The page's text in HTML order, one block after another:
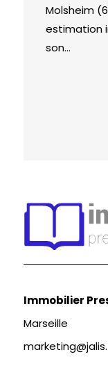
Molsheim
estimation
son...
Immobilier
Marseille